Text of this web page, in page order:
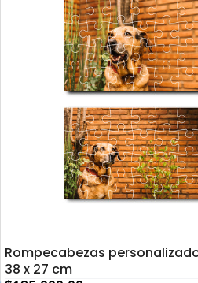
Rompecabezas
38 x 27 cm